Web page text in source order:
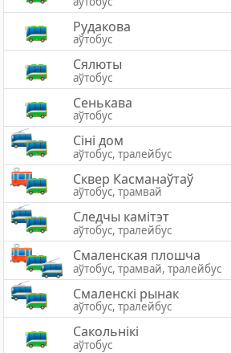
Рудакова
аўтобус
Сялюты
аўтобус
Сенькава
аўтобус
Сіні дом
аўтобус, тралейбус
Сквер Касманаўтаў
аўтобус, трамвай
Следчы камітэт
аўтобус, тралейбус
Смаленская плошча
аўтобус, трамвай, тралейбус
Смаленскі рынак
аўтобус, тралейбус
Сакольнікі
аўтобус